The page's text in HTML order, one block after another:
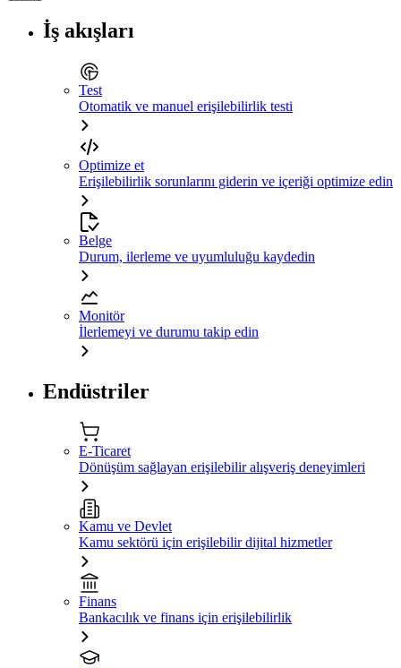
İş akışları
Test
Otomatik ve manuel erişilebilirlik testi
Optimize et
Erişilebilirlik sorunlarını giderin ve içeriği optimize edin
Belge
Durum, ilerleme ve uyumluluğu kaydedin
Monitör
İlerlemeyi ve durumu takip edin
Endüstriler
E-Ticaret
Dönüşüm sağlayan erişilebilir alışveriş deneyimleri
Kamu ve Devlet
Kamu sektörü için erişilebilir dijital hizmetler
Finans
Bankacılık ve finans için erişilebilirlik